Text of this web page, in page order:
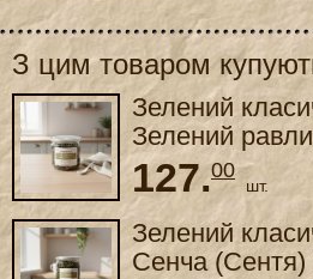
З цим товаром
Зелений
Зелений
127.00
шт.
Зелений
Сенча (Сентя)